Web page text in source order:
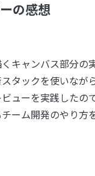
の感想
キャンバス部分の
タックを使いなが
ューを実践したの
ーム開発のやり方